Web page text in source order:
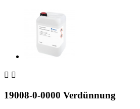
 
19008-0-0000 Verdünnung